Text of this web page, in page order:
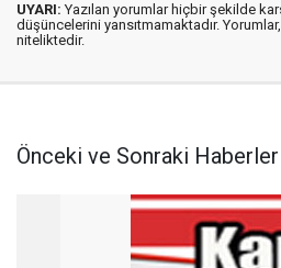
UYARI: Yazılan yorumlar hiçbir şekilde
düşüncelerini yansıtmamaktadır.
niteliktedir.
Önceki ve Sonraki Haberler